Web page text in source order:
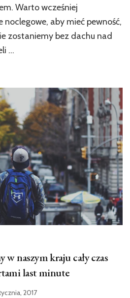
Warto wcześniej
noclegowe, aby mieć pewność,
zostaniemy bez dachu nad
…
w naszym kraju cały czas
last minute
2017